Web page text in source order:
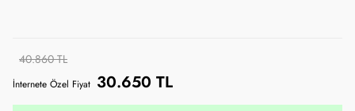
40.860 TL
İnternete Özel Fiyat 30.650 TL